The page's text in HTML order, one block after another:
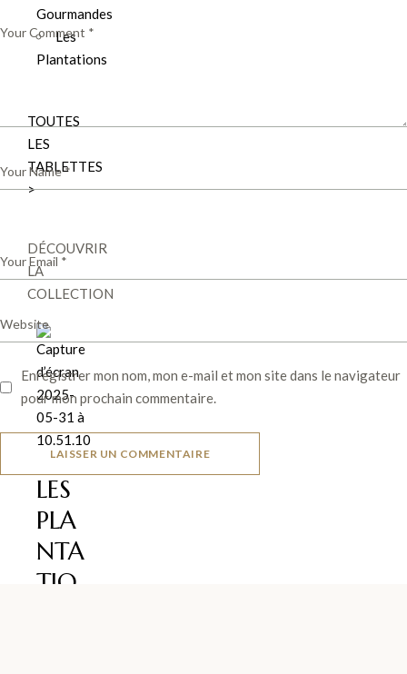
Gourmandes
Les
Plantations
TOUTES
LES
TABLETTES
>
DÉCOUVRIR
LA
COLLECTION
LES
PLA
NTA
TIO
Enregistrer mon nom, mon e-mail et mon site dans le navigateur
pour mon prochain commentaire.
LAISSER UN COMMENTAIRE